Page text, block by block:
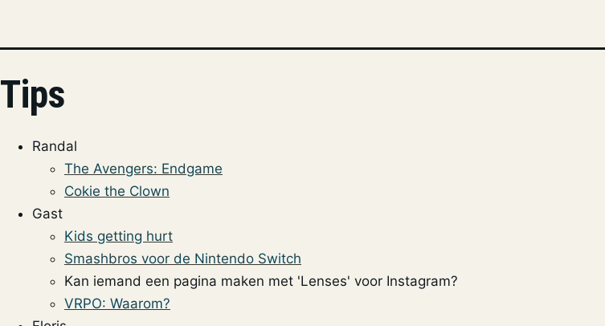
Tips
Randal
The Avengers: Endgame
Cokie the Clown
Gast
Kids getting hurt
Smashbros voor de Nintendo Switch
Kan iemand een pagina maken met 'Lenses' voor Instagram?
VRPO: Waarom?